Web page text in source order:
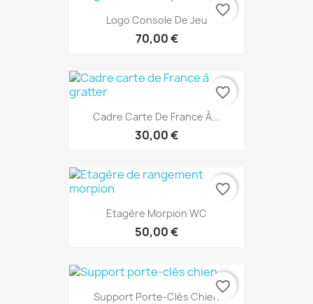
Logo Console De Jeu
70,00 €
favorite_border
Cadre Carte De France À...
30,00 €
favorite_border
Etagère Morpion WC
50,00 €
favorite_border
Support Porte-Clés Chien
favorite_border